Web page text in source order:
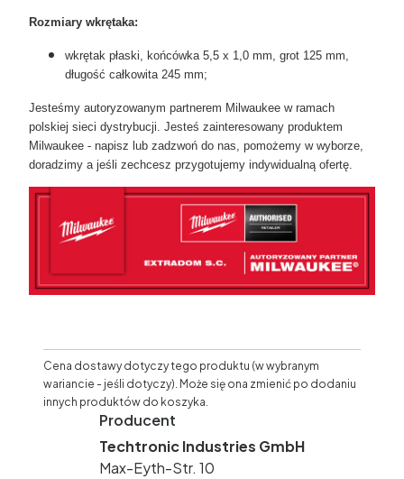
Rozmiary wkrętaka:
wkrętak płaski, końcówka 5,5 x 1,0 mm, grot 125 mm,
długość całkowita 245 mm;
Jesteśmy autoryzowanym partnerem Milwaukee w ramach
polskiej sieci dystrybucji. Jesteś zainteresowany produktem
Milwaukee - napisz lub zadzwoń do nas, pomożemy w wyborze,
doradzimy a jeśli zechcesz przygotujemy indywidualną ofertę.
Cena dostawy dotyczy tego produktu (w wybranym
wariancie - jeśli dotyczy). Może się ona zmienić po dodaniu
innych produktów do koszyka.
Producent
Techtronic Industries GmbH
Max-Eyth-Str. 10